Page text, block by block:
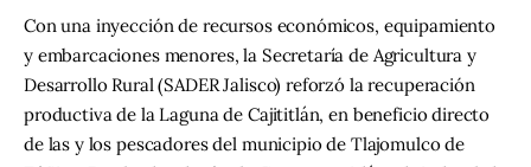
Con una inyección de recursos económicos, equipamiento
y embarcaciones menores, la Secretaría de Agricultura y
Desarrollo Rural (SADER Jalisco) reforzó la recuperación
productiva de la Laguna de Cajititlán, en beneficio directo
de las y los pescadores del municipio de Tlajomulco de